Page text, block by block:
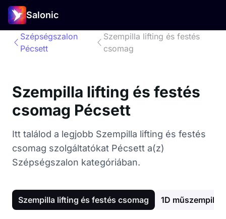
Salonic
Szépségszalon
Pécsett
Szempilla lifting és festés
csomag
Szempilla lifting és festés
csomag Pécsett
Itt találod a legjobb Szempilla lifting és festés
csomag szolgáltatókat Pécsett a(z)
Szépségszalon kategóriában.
Szempilla lifting és festés csomag 1D műszempilla